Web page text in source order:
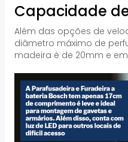
Capacidade
Além das opções de
diâmetro máximo de
madeira é de 20mm e